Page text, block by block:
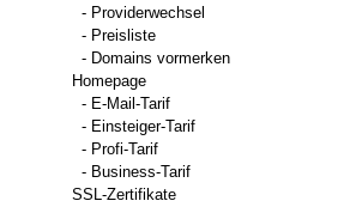
- Providerwechsel
- Preisliste
- Domains vormerken
Homepage
- E-Mail-Tarif
- Einsteiger-Tarif
- Profi-Tarif
- Business-Tarif
SSL-Zertifikate